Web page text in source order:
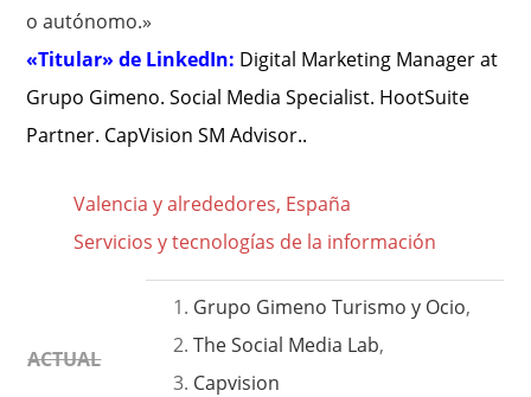
o autónomo.»
«Titular» de LinkedIn: Digital Marketing Manager at
Grupo Gimeno. Social Media Specialist. HootSuite
Partner. CapVision SM Advisor..
Valencia y alrededores, España
Servicios y tecnologías de la información
ACTUAL
Grupo Gimeno Turismo y Ocio,
The Social Media Lab,
Capvision